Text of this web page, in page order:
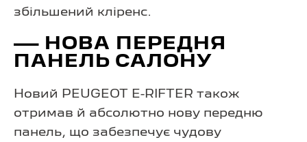
збільшений кліренс.
— НОВА ПЕРЕДНЯ
ПАНЕЛЬ САЛОНУ
Новий PEUGEOT E-RIFTER також
отримав й абсолютно нову передню
панель, що забезпечує чудову